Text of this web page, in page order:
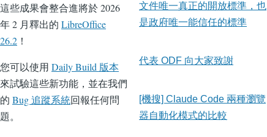
這些成果會整合進將於 2026
年 2 月釋出的 LibreOffice
26.2 ！
您可以使用 Daily Build 版本
來試驗這些新功能，並在我們
的 Bug 追蹤系統回報任何問
題。
文件唯一真正的開放標準，也
是政府唯一能信任的標準
代表 ODF 向大家致謝
[機搜] Claude Code 兩種瀏覽
器自動化模式的比較